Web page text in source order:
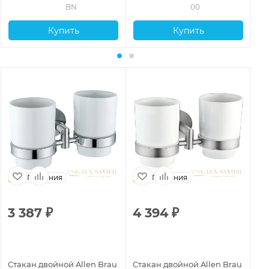
BN
Купить
00
Купить
Германия
3 387 ₽
Стакан двойной Allen Brau
Германия
4 394₽
Стакан двойной Allen Brau